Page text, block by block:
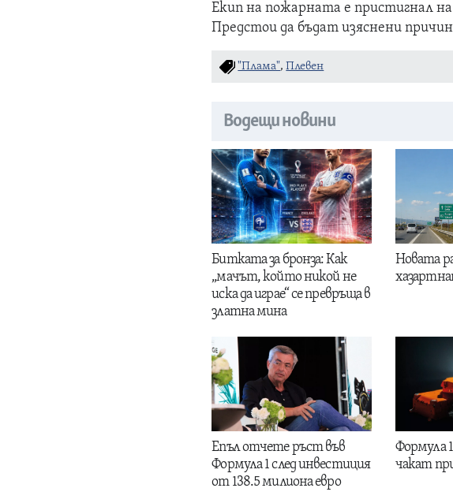
Екип на пожарната е пристигнал
Предстои да бъдат изяснени
"Плама",Плевен
Водещи новини
Битката за бронза: Как
„мачът, който никой не
иска да играе“ се превръща в
златна мина
Новата
Епъл отчете ръст във
Формула 1 след инвестиция
от 138.5 милиона евро
Формула
чакат